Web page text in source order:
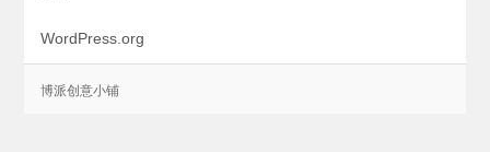
WordPress.org